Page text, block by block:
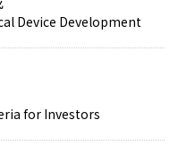
Device Development
for Investors